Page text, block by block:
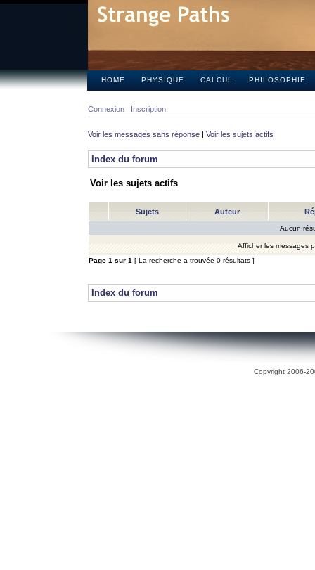
HOME PHYSIQUE CALCUL PHILOSOPHIE
Connexion Inscription
Voir les messages sans réponse | Voir les sujets actifs
Index du forum
Voir les sujets actifs
Sujets Auteur
Aucun
Afficher les messages
Page 1 sur 1 [ La recherche a trouvée 0 résultats ]
Index du forum
Copyright 2006-